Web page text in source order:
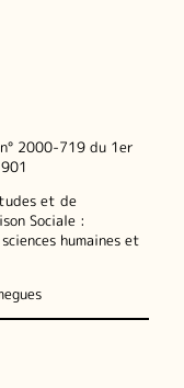
2000-719 du 1er
et de
Sociale :
humaines et